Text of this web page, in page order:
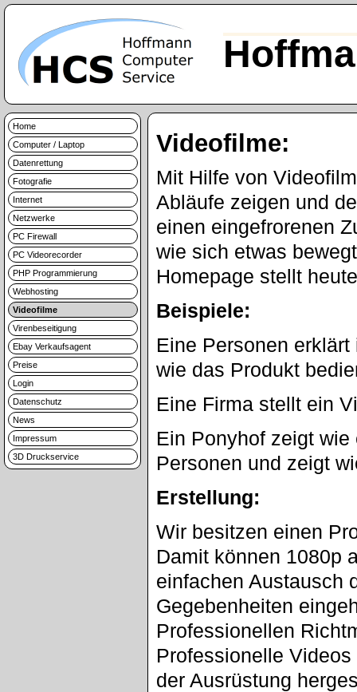
Home
Computer / Laptop
Datenrettung
Fotografie
Internet
Netzwerke
PC Firewall
PC Videorecorder
PHP Programmierung
Webhosting
Videofilme
Virenbeseitigung
Ebay Verkaufsagent
Preise
Login
Datenschutz
News
Impressum
3D Druckservice
Videofilme:
Mit Hilfe von
Abläufe zeigen und
einen eingefrorenen
wie sich etwas
Homepage stellt
Beispiele:
Eine Personen
wie das Produkt
Eine Firma stellt ein
Ein Ponyhof zeigt
Personen und zeigt
Erstellung:
Wir besitzen einen
Damit können 1080p
einfachen Austausch
Gegebenheiten
Professionellen
Professionelle
der Ausrüstung